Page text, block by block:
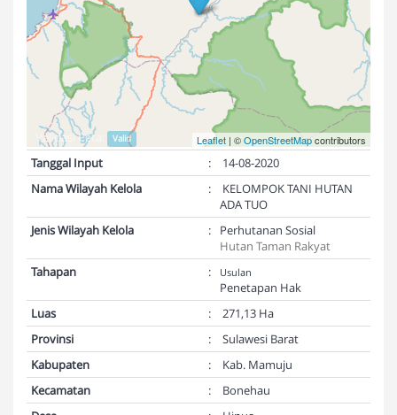
Leaflet | ©OpenStreetMapcontributors
Validasi Peta: Valid
Tanggal Input :
14-08-2020
Nama Wilayah Kelola
:
KELOMPOK TANI HUTAN
ADA TUO
Jenis Wilayah Kelola
:
Perhutanan Sosial
Hutan Taman Rakyat
Tahapan
: Usulan
Penetapan Hak
Luas
:
271,13 Ha
Provinsi
:
Sulawesi Barat
Kabupaten
:
Kab. Mamuju
Kecamatan
:
Bonehau